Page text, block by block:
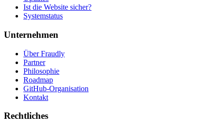
Ist die Website sicher?
Systemstatus
Unternehmen
Über Fraudly
Partner
Philosophie
Roadmap
GitHub-Organisation
Kontakt
Rechtliches